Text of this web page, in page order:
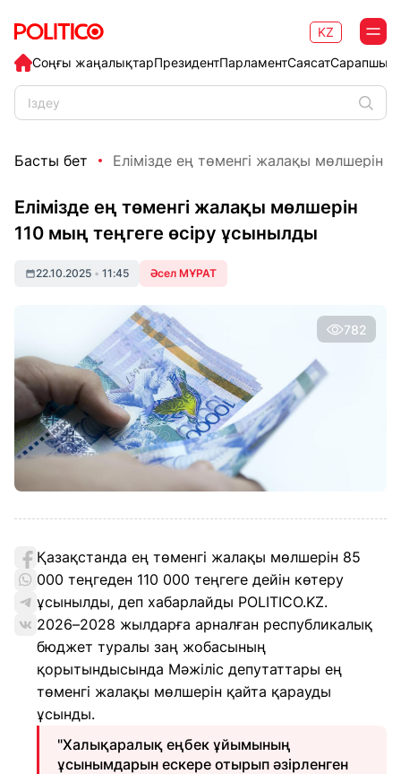
Соңғы жаңалықтарПрезидентПарламентСаясат
KZ
Басты бет Елімізде ең төменгі жалақы мөлшерін
Елімізде ең төменгі жалақы мөлшерін
110 мың теңгеге өсіру ұсынылды
22.10.2025 • 11:45 Әсел МҰРАТ
782
Қазақстанда ең төменгі жалақы мөлшерін 85
000 теңгеден 110 000 теңгеге дейін көтеру
ұсынылды, деп хабарлайды POLITICO.KZ.
2026–2028 жылдарға арналған республикалық
бюджет туралы заң жобасының
қорытындысында Мәжіліс депутаттары ең
төменгі жалақы мөлшерін қайта қарауды
ұсынды.
"Халықаралық еңбек ұйымының
ұсынымдарын ескере отырып әзірленген